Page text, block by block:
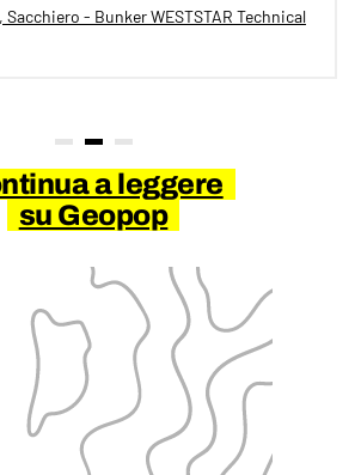
- Bunker WESTSTAR Technical
a leggere
su Geopop